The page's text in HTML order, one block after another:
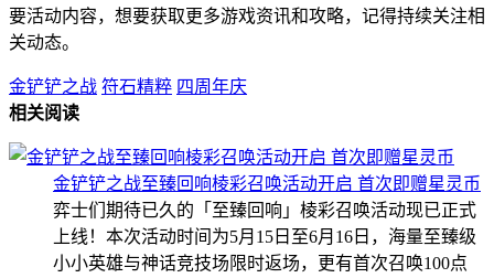
要活动内容，想要获取更多游戏资讯和攻略，记得持续关注相
关动态。
金铲铲之战 符石精粹 四周年庆
相关阅读
金铲铲之战至臻回响棱彩召唤活动开启 首次即赠星灵币
弈士们期待已久的「至臻回响」棱彩召唤活动现已正式
上线！本次活动时间为5月15日至6月16日，海量至臻级
小小英雄与神话竞技场限时返场，更有首次召唤100点